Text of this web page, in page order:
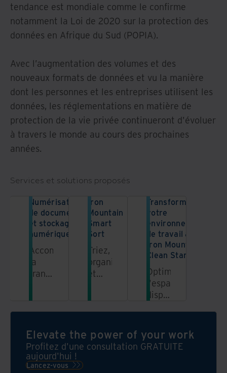
tendance est mondiale comme le confirme
notamment la Loi de 2020 sur la protection des
données en Afrique du Sud (POPIA).
Avec l’augmentation des volumes et des
nouveaux formats de données et vu la manière
dont les personnes et les entreprises utilisent les
données, les réglementations en matière de
protection de la vie privée continueront d'évoluer
à travers le monde au cours des prochaines
années.
Services et solutions proposés
Numérisation
de documents
et stockage
numérique
Accomplissez
la
transformation
et
centralisez
vos
informations
Iron
Mountain
Smart
Sort
Triez,
organisez
et
à
grande
Transformez
votre
environnement
de travail avec
Iron Mountain
Clean Start
Optimisez
l'espace
disponible,
risques
et
renforcez
Elevate the power of your work
Profitez d'une consultation GRATUITE
aujourd'hui !
Lancez-vous